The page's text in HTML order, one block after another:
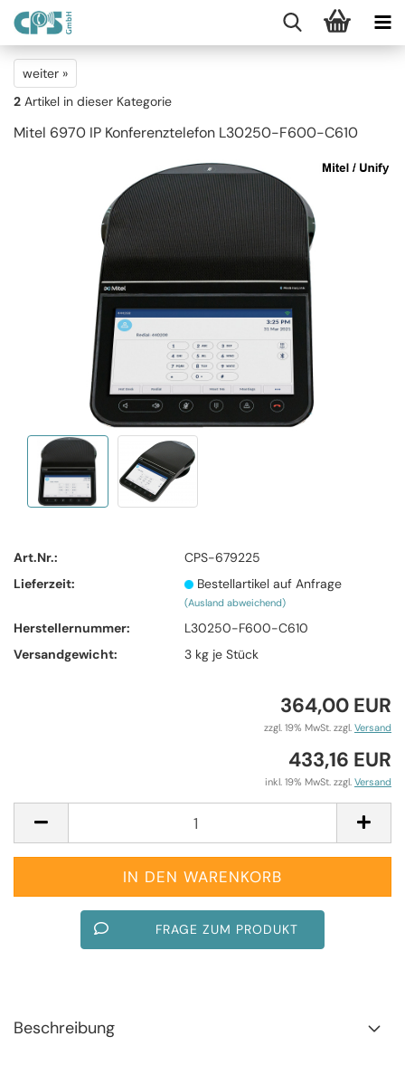
weiter »
2 Artikel in dieser Kategorie
Mitel 6970 IP Konferenztelefon L30250-F600-C610
Art.Nr.:
CPS-679225
Lieferzeit:
Bestellartikel auf Anfrage
(Ausland abweichend)
Herstellernummer:
L30250-F600-C610
Versandgewicht:
3 kg je Stück
364,00 EUR
zzgl. 19% MwSt. zzgl. Versand
433,16 EUR
inkl. 19% MwSt. zzgl. Versand
FRAGE ZUM PRODUKT
Beschreibung